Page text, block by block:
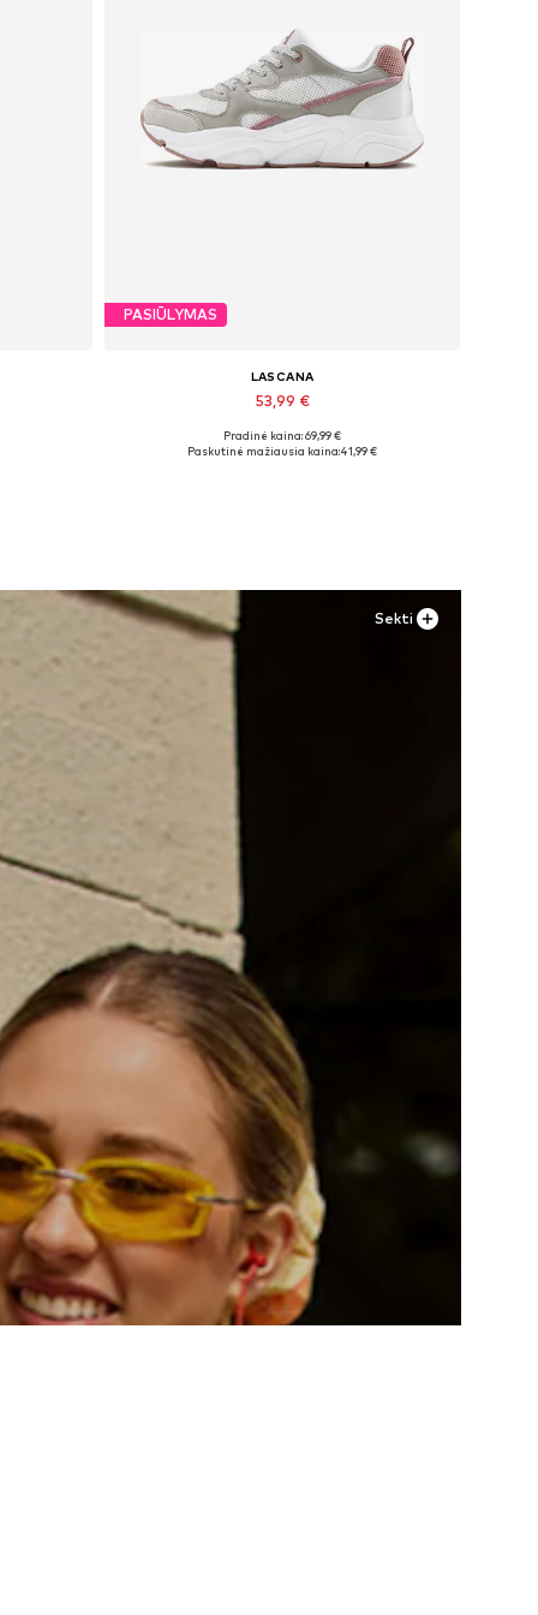
PASIŪLYMAS
LASCANA
53,99 €
Galimi dydžiai: 36, 37, 38, 39
Pradinė kaina: 69,99 €
Paskutinė mažiausia kaina:41,99 €
Sekti